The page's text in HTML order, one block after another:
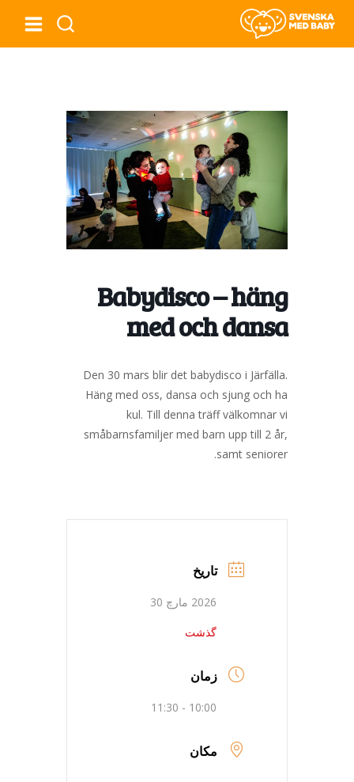
Babydisco – häng
med och dansa
Den 30 mars blir det babydisco i Järfälla.
Häng med oss, dansa och sjung och ha
kul. Till denna träff välkomnar vi
småbarnsfamiljer med barn upp till 2 år,
samt seniorer.
تاریخ
2026 مارچ 30
گذشت
زمان
10:00 - 11:30
مکان